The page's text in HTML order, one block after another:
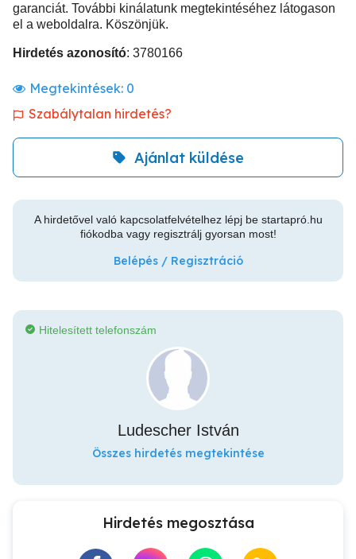
garanciát. További kinálatunk megtekintéséhez látogason
el a weboldalra. Köszönjük.
Hirdetés azonosító: 3780166
Megtekintések: 0
Szabálytalan hirdetés?
Ajánlat küldése
A hirdetővel való kapcsolatfelvételhez lépj be startapró.hu
fiókodba vagy regisztrálj gyorsan most!
Belépés / Regisztráció
Hitelesített telefonszám
Ludescher István
Összes hirdetés megtekintése
Hirdetés megosztása